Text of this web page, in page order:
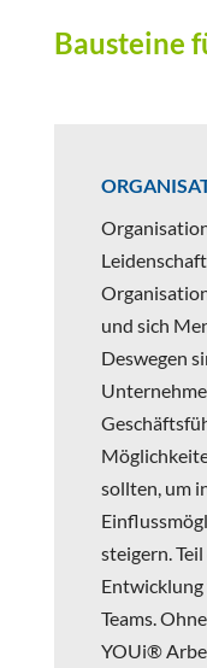
Bausteine
und sich
Deswegen
sollten, um
steigern.
Entwicklung
Teams.
YOUi®